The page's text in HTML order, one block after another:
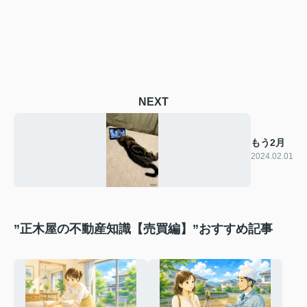
NEXT
もう2月
2024.02.01
”正木屋の不動産知識【売買編】”おすすめ記事